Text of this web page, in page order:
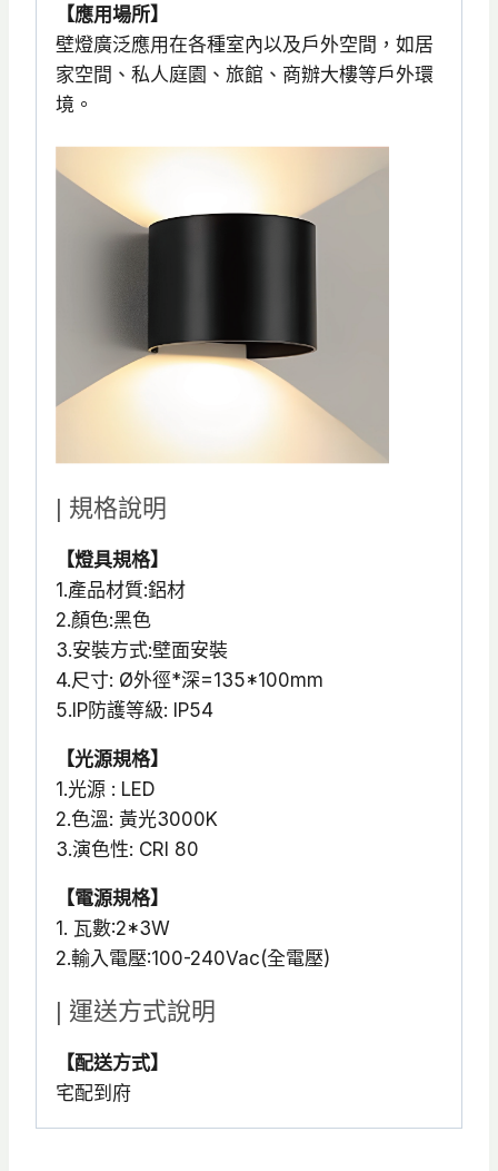
【應用場所】
壁燈廣泛應用在各種室內以及戶外空間，如居
家空間、私人庭園、旅館、商辦大樓等戶外環
境。
| 規格說明
【燈具規格】
1.產品材質:鋁材
2.顏色:黑色
3.安裝方式:壁面安裝
4.尺寸: Ø外徑*深=135*100mm
5.IP防護等級: IP54
【光源規格】
1.光源 : LED
2.色溫: 黃光3000K
3.演色性: CRI 80
【電源規格】
1. 瓦數:2*3W
2.輸入電壓:100-240Vac(全電壓)
| 運送方式說明
【配送方式】
宅配到府